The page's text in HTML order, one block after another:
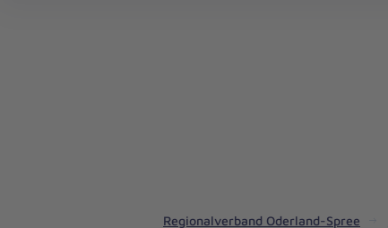
Regionalverband Oderland-Spree